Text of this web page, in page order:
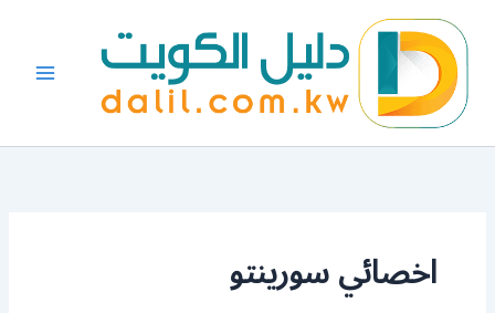
المحتوى
اخصائي سورينتو